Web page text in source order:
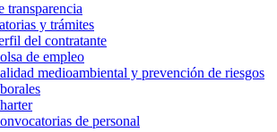
transparencia
y trámites
del contratante
de empleo
medioambiental y prevención de riesgos
de personal